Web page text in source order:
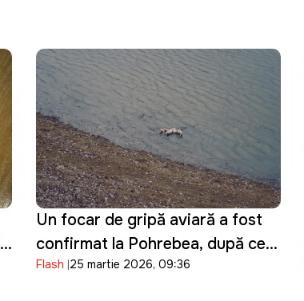
Un focar de gripă aviară a fost
confirmat la Pohrebea, după ce
mai multe păsări au fost
Flash 25 martie 2026, 09:36